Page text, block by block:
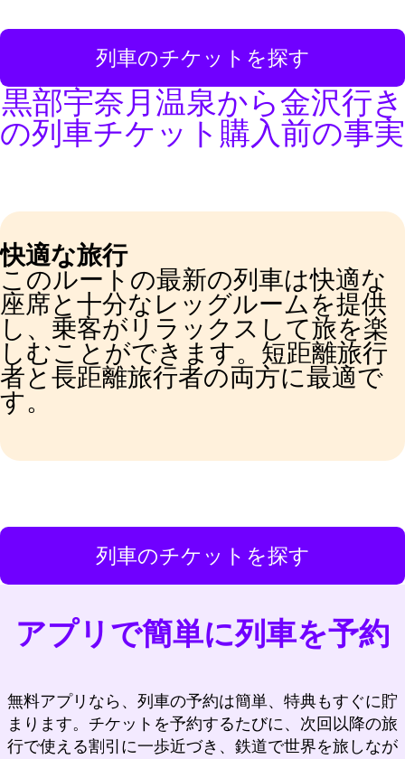
列車のチケットを探す
黒部宇奈月温泉から金沢行き
の列車チケット購入前の事実
快適な旅行
このルートの最新の列車は快適な
座席と十分なレッグルームを提供
し、乗客がリラックスして旅を楽
しむことができます。短距離旅行
者と長距離旅行者の両方に最適で
す。
列車のチケットを探す
アプリで簡単に列車を予約
無料アプリなら、列車の予約は簡単、特典もすぐに貯
まります。チケットを予約するたびに、次回以降の旅
行で使える割引に一歩近づき、鉄道で世界を旅しなが